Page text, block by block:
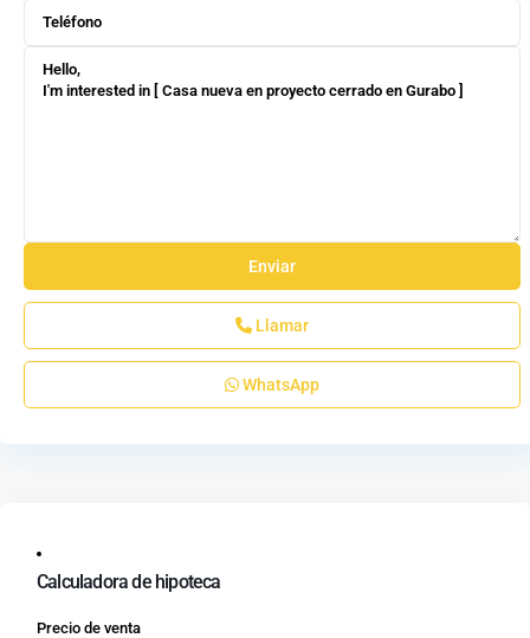
Llamar
WhatsApp
Calculadora de hipoteca
Precio de venta